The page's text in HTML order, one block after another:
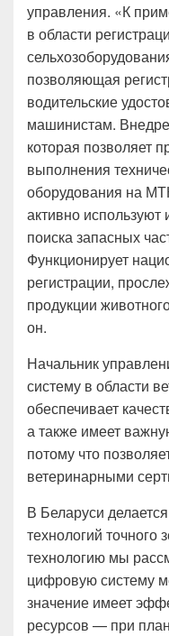
управления. «К
в области
позволяющая
водительские
машинистам.
которая позволяет
выполнения
оборудования на
активно
поиска запасных
Функционирует
регистрации,
продукции
он.
Начальник
систему в области
обеспечивает
а также имеет
потому что
ветеринарными
В Беларуси
технологий
технологию мы
цифровую систему
значение имеет
ресурсов — при